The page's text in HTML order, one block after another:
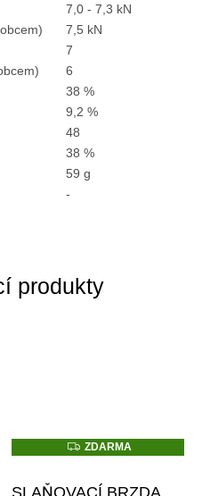
produkty
Z
D
ZDARMA
7,0 - 7,3 kN
7,5 kN
7
6
38 %
9,2 %
48
38 %
59 g
-